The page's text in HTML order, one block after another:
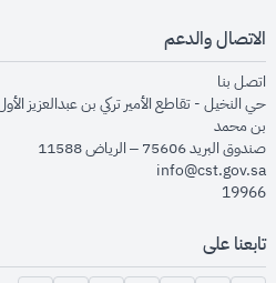
الاتصال والدعم
اتصل بنا
حي النخيل - تقاطع الأمير تركي بن عبدالعزيز
بن محمد
صندوق البريد 75606 – الرياض 11588
info@cst.gov.sa
19966
تابعنا على